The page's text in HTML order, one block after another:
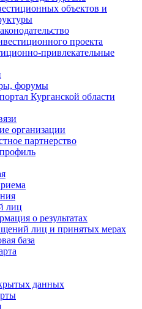
объектов и
проекта
привлекательные
форумы
Курганской области
организации
партнерство
лиц
о результатах
лиц и принятых мерах
база
данных